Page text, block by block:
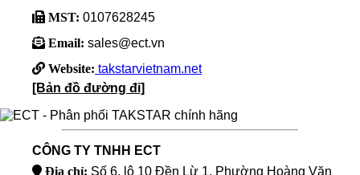
MST: 0107628245
Email: sales@ect.vn
Website: takstarvietnam.net
[Bản đồ đường đi]
CÔNG TY TNHH ECT
Địa chỉ: Số 6, lô 10 Đền Lừ 1, Phường Hoàng Văn